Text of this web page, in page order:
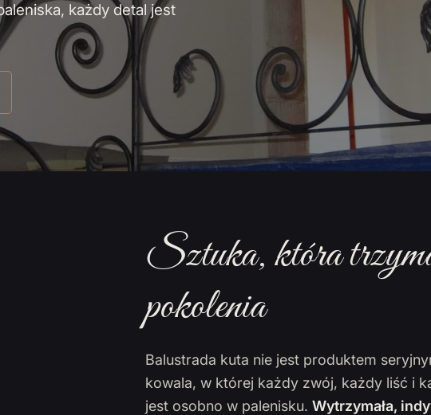
każdy detal jest
Sztuka, która
pokolenia
Balustrada kuta nie jest produktem
kowala, w której każdy zwój, każdy liść i
jest osobno w palenisku. Wytrzymała,